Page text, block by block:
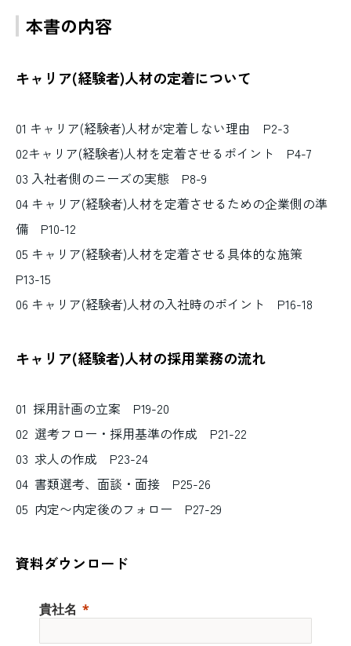
本書の内容
キャリア(経験者)人材の定着について
01 キャリア(経験者)人材が定着しない理由 P2-3
02キャリア(経験者)人材を定着させるポイント P4-7
03 入社者側のニーズの実態 P8-9
04 キャリア(経験者)人材を定着させるための企業側の準
備 P10-12
05 キャリア(経験者)人材を定着させる具体的な施策
P13-15
06 キャリア(経験者)人材の入社時のポイント P16-18
キャリア(経験者)人材の採用業務の流れ
01 採用計画の立案 P19-20
02 選考フロー・採用基準の作成 P21-22
03 求人の作成 P23-24
04 書類選考、面談・面接 P25-26
05 内定〜内定後のフォロー P27-29
資料ダウンロード
貴社名